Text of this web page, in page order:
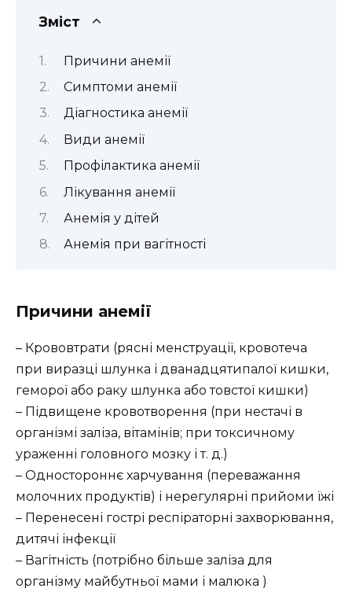
Зміст
Причини анемії
Симптоми анемії
Діагностика анемії
Види анемії
Профілактика анемії
Лікування анемії
Анемія у дітей
Анемія при вагітності
Причини анемії
– Крововтрати (рясні менструації, кровотеча
при виразці шлунка і дванадцятипалої кишки,
геморої або раку шлунка або товстої кишки)
– Підвищене кровотворення (при нестачі в
організмі заліза, вітамінів; при токсичному
ураженні головного мозку і т. д.)
– Одностороннє харчування (переважання
молочних продуктів) і нерегулярні прийоми їжі
– Перенесені гострі респіраторні захворювання,
дитячі інфекції
– Вагітність (потрібно більше заліза для
організму майбутньої мами і малюка )